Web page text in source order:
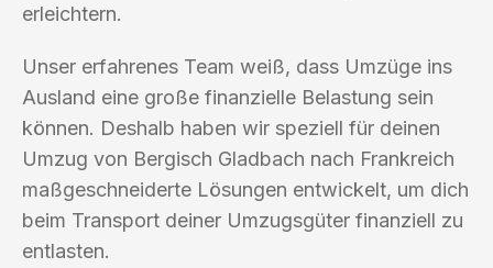
erleichtern.
Unser erfahrenes Team weiß, dass Umzüge ins
Ausland eine große finanzielle Belastung sein
können. Deshalb haben wir speziell für deinen
Umzug von Bergisch Gladbach nach Frankreich
maßgeschneiderte Lösungen entwickelt, um dich
beim Transport deiner Umzugsgüter finanziell zu
entlasten.